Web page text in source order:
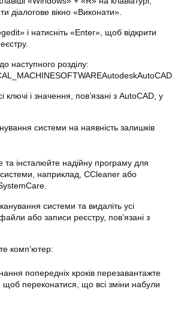
діалогове вікно «Виконати».
і натисніть «Enter», щоб відкрити
наступного розділу:
ключі і значення, пов’язані з AutoCAD, у
системи на наявність залишків
та інсталюйте надійну програму для
наприклад, CCleaner або
системи та видаліть усі
або записи реєстру, пов’язані з
комп’ютер:
попередніх кроків перезавантажте
щоб переконатися, що всі зміни набули